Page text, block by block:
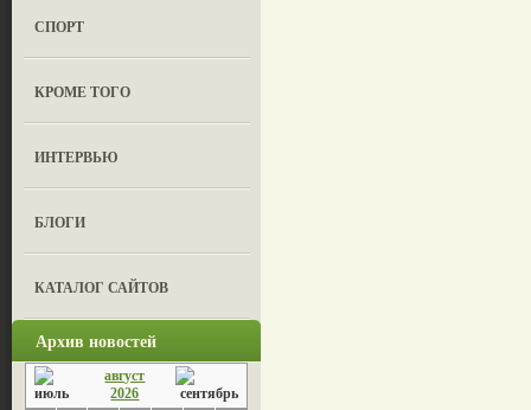
СПОРТ
КРОМЕ ТОГО
ИНТЕРВЬЮ
БЛОГИ
КАТАЛОГ САЙТОВ
Архив новостей
август
2026